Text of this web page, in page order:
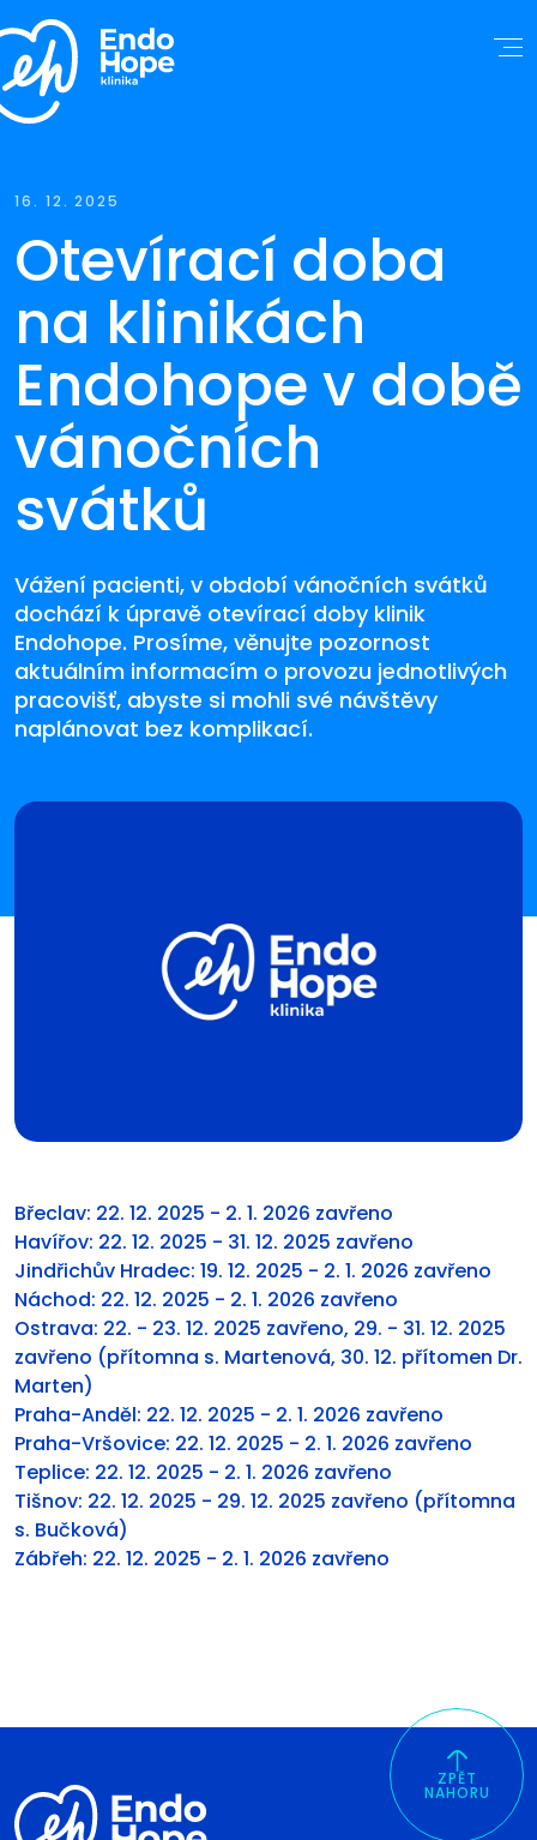
16. 12. 2025
Otevírací doba
na klinikách
Endohope v době
vánočních
svátků
Vážení pacienti, v období vánočních svátků
dochází k úpravě otevírací doby klinik
Endohope. Prosíme, věnujte pozornost
aktuálním informacím o provozu jednotlivých
pracovišť, abyste si mohli své návštěvy
naplánovat bez komplikací.
Břeclav: 22. 12. 2025 - 2. 1. 2026 zavřeno
Havířov: 22. 12. 2025 - 31. 12. 2025 zavřeno
Jindřichův Hradec: 19. 12. 2025 - 2. 1. 2026 zavřeno
Náchod: 22. 12. 2025 - 2. 1. 2026 zavřeno
Ostrava: 22. - 23. 12. 2025 zavřeno, 29. - 31. 12. 2025
zavřeno (přítomna s. Martenová, 30. 12. přítomen Dr.
Marten)
Praha-Anděl: 22. 12. 2025 - 2. 1. 2026 zavřeno
Praha-Vršovice: 22. 12. 2025 - 2. 1. 2026 zavřeno
Teplice: 22. 12. 2025 - 2. 1. 2026 zavřeno
Tišnov: 22. 12. 2025 - 29. 12. 2025 zavřeno (přítomna
s. Bučková)
Zábřeh: 22. 12. 2025 - 2. 1. 2026 zavřeno
ZPĚT
NAHORU